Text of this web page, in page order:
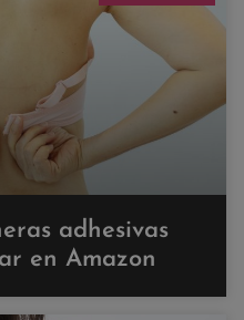
adhesivas
en Amazon